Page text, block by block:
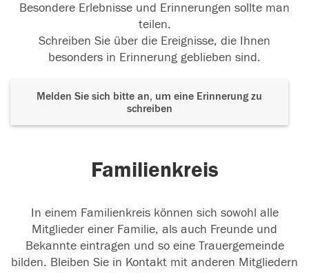
Besondere Erlebnisse und Erinnerungen sollte man
teilen.
Schreiben Sie über die Ereignisse, die Ihnen
besonders in Erinnerung geblieben sind.
Melden Sie sich bitte an, um eine Erinnerung zu
schreiben
Familienkreis
In einem Familienkreis können sich sowohl alle
Mitglieder einer Familie, als auch Freunde und
Bekannte eintragen und so eine Trauergemeinde
bilden. Bleiben Sie in Kontakt mit anderen Mitgliedern